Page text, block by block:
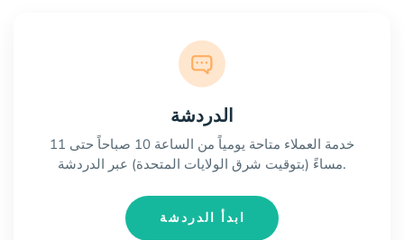
الدردشة
خدمة العملاء متاحة يومياً من الساعة 10 صباحاً حتى 11
مساءً (بتوقيت شرق الولايات المتحدة) عبر الدردشة.
ابدأ الدردشة